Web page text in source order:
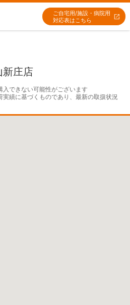
ご自宅用/施設・病院用
対応表はこちら
新庄店
できない可能性がございます
実績に基づくものであり、最新の取扱状況